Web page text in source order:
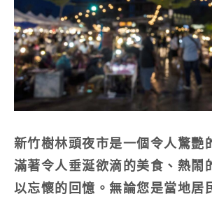
新竹樹林頭夜市是一個令人驚艷
滿著令人垂涎欲滴的美食、熱鬧
以忘懷的回憶。無論您是當地居